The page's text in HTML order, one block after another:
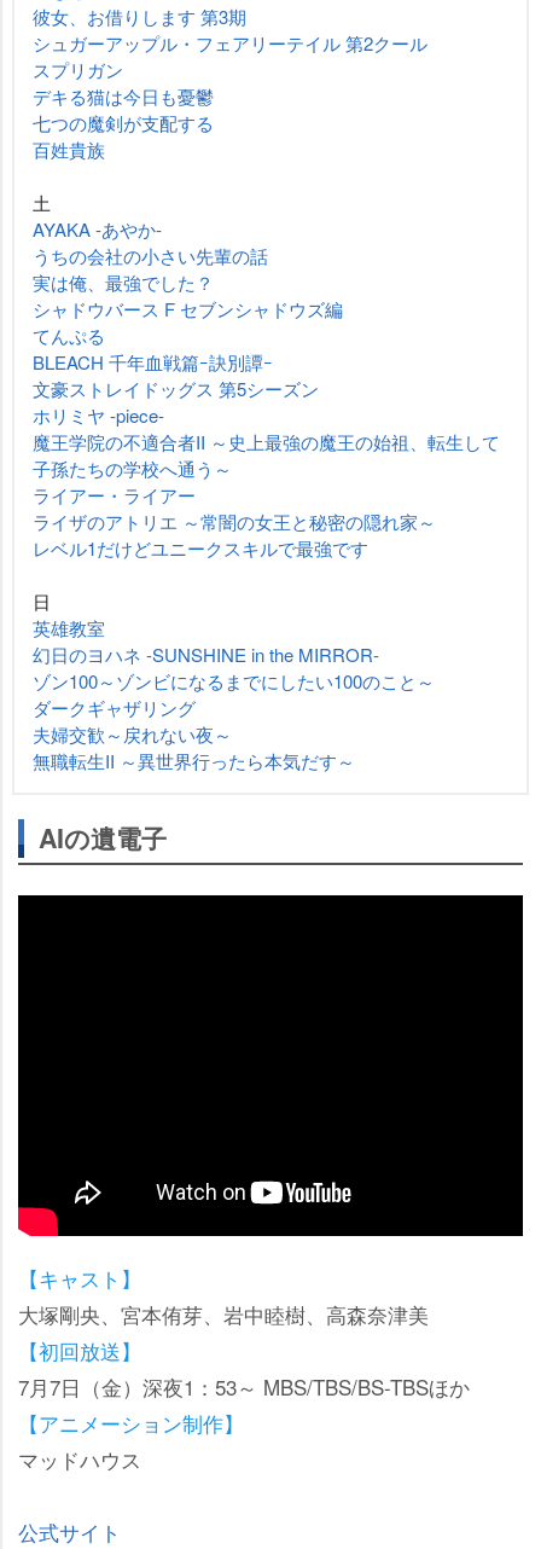
彼女、お借りします 第3期
シュガーアップル・フェアリーテイル 第2クール
スプリガン
デキる猫は今日も憂鬱
七つの魔剣が支配する
百姓貴族
土
AYAKA ‐あやか‐
うちの会社の小さい先輩の話
実は俺、最強でした？
シャドウバース F セブンシャドウズ編
てんぷる
BLEACH 千年血戦篇ｰ訣別譚ｰ
文豪ストレイドッグス 第5シーズン
ホリミヤ -piece-
魔王学院の不適合者II ～史上最強の魔王の始祖、転生して
子孫たちの学校へ通う～
ライアー・ライアー
ライザのアトリエ ～常闇の女王と秘密の隠れ家～
レベル1だけどユニークスキルで最強です
日
英雄教室
幻日のヨハネ -SUNSHINE in the MIRROR-
ゾン100～ゾンビになるまでにしたい100のこと～
ダークギャザリング
夫婦交歓～戻れない夜～
無職転生II ～異世界行ったら本気だす～
AIの遺電子
【キャスト】
大塚剛央、宮本侑芽、岩中睦樹、高森奈津美
【初回放送】
7月7日（金）深夜1：53～ MBS/TBS/BS-TBSほか
【アニメーション制作】
マッドハウス
公式サイト